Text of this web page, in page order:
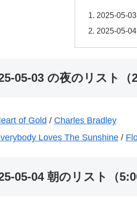
2025-05-
2025-05-
05-03 の夜のリスト（
of Gold / Charles Bradley
Loves The Sunshine/
05-04 朝のリスト（